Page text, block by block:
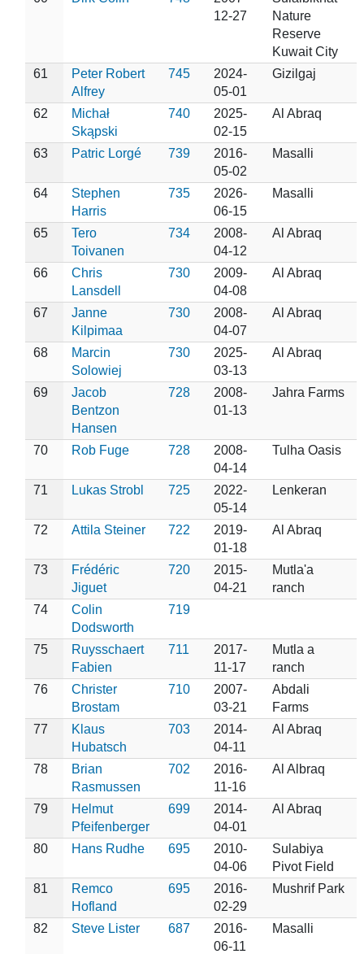
12-27
Nature
Reserve
Kuwait City
61
Peter Robert
Alfrey
745
2024-
05-01
Gizilgaj
62
Michał
Skąpski
740
2025-
02-15
Al Abraq
63 Patric Lorgé 739
2016-
05-02
Masalli
64
Stephen
Harris
735
2026-
06-15
Masalli
65
Tero
Toivanen
734
2008-
04-12
Al Abraq
66
Chris
Lansdell
730
2009-
04-08
Al Abraq
67
Janne
Kilpimaa
730
2008-
04-07
Al Abraq
68
Marcin
Solowiej
730
2025-
03-13
Al Abraq
69
Jacob
Bentzon
Hansen
728
2008-
01-13
Jahra Farms
70 Rob Fuge 728
2008-
04-14
Tulha Oasis
71 Lukas Strobl 725
2022-
05-14
Lenkeran
72 Attila Steiner 722
2019-
01-18
Al Abraq
73
Frédéric
Jiguet
720
2015-
04-21
Mutla'a
ranch
74
Colin
Dodsworth
719
75
Ruysschaert
Fabien
711
2017-
11-17
Mutla a
ranch
76
Christer
Brostam
710
2007-
03-21
Abdali
Farms
77
Klaus
Hubatsch
703
2014-
04-11
Al Abraq
78
Brian
Rasmussen
702
2016-
11-16
Al Albraq
79
Helmut
Pfeifenberger
699
2014-
04-01
Al Abraq
80 Hans Rudhe 695
2010-
04-06
Sulabiya
Pivot Field
81
Remco
Hofland
695
2016-
02-29
Mushrif Park
82 Steve Lister 687
2016-
06-11
Masalli